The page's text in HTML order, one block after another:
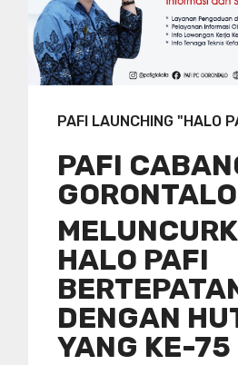
PAFI LAUNCHING "HALO
PAFI
GORONTALO
HALO PAFI
DENGAN
YANG KE-75